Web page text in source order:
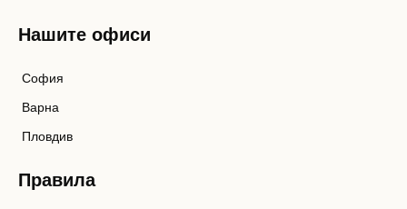
Нашите офиси
София
Варна
Пловдив
Правила